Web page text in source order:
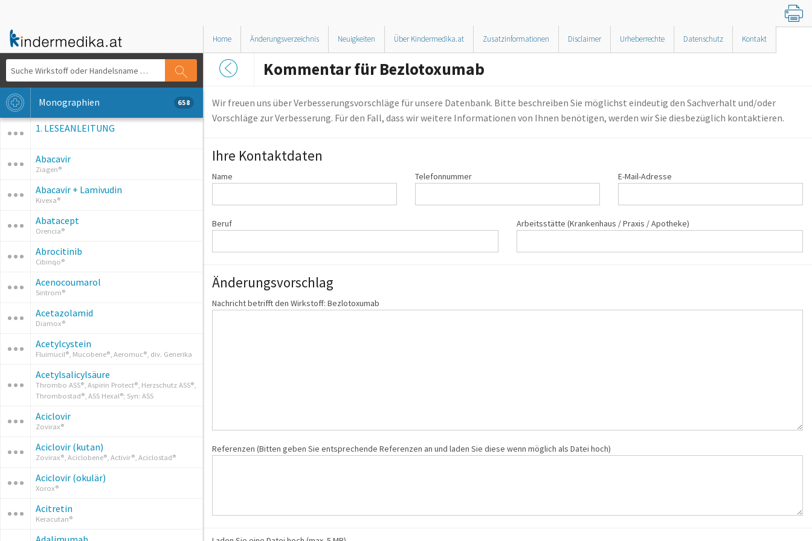
Home Änderungsverzeichnis Neuigkeiten Über Kindermedika.at Zusatzinformationen Disclaimer Urheberrechte Datenschutz Kontakt
Monographien 658
1. LESEANLEITUNG
Abacavir
Ziagen®
Abacavir + Lamivudin
Kivexa®
Abatacept
Orencia®
Abrocitinib
Cibinqo®
Acenocoumarol
Sintrom®
Acetazolamid
Diamox®
Acetylcystein
Fluimucil®, Mucobene®, Aeromuc®, div. Generika
Acetylsalicylsäure
Thrombo ASS®, Aspirin Protect®, Herzschutz ASS®,
Thrombostad®, ASS Hexal®; Syn: ASS
Aciclovir
Zovirax®
Aciclovir (kutan)
Zovirax®, Aciclobene®, Activir®, Aciclostad®
Aciclovir (okulär)
Xorox®
Acitretin
Keracutan®
Kommentar für Bezlotoxumab
Wir freuen uns über Verbesserungsvorschläge für unsere Datenbank. Bitte beschreiben Sie möglichst eindeutig den Sachverhalt und/oder
Vorschläge zur Verbesserung. Für den Fall, dass wir weitere Informationen von Ihnen benötigen, werden wir Sie diesbezüglich kontaktieren.
Ihre Kontaktdaten
Name Telefonnummer E-Mail-Adresse
Beruf Arbeitsstätte (Krankenhaus / Praxis / Apotheke)
Änderungs‌vorschlag
Nachricht betrifft den Wirkstoff: Bezlotoxumab
Referenzen (Bitten geben Sie entsprechende Referenzen an und laden Sie diese wenn möglich als Datei hoch)